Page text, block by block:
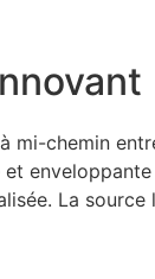
chemin
La